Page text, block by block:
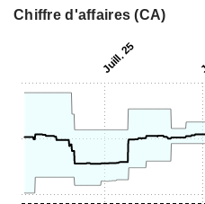
Chiffre d'affaires (CA)